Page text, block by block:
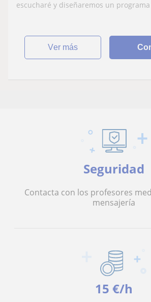
escucharé y diseñaremos un
ver más
Seguridad
Contacta con los profesores
mensajería
15 €/h